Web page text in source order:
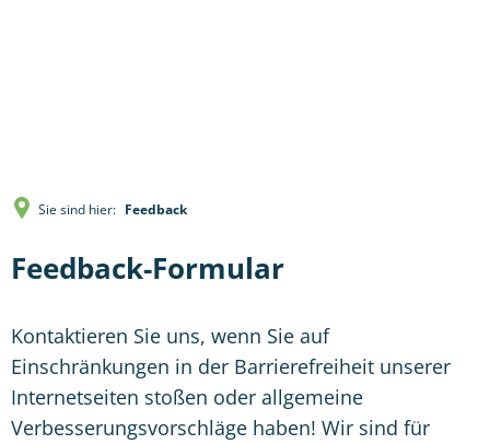
Sie sind hier: Feedback
Feedback-Formular
Kontaktieren Sie uns, wenn Sie auf
Einschränkungen in der Barrierefreiheit unserer
Internetseiten stoßen oder allgemeine
Verbesserungsvorschläge haben! Wir sind für